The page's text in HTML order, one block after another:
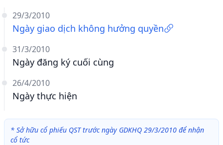
29/3/2010
Ngày giao dịch không hưởng quyền
31/3/2010
Ngày đăng ký cuối cùng
26/4/2010
Ngày thực hiện
* Sở hữu cổ phiếu QST trước ngày GDKHQ 29/3/2010 để nhận
cổ tức